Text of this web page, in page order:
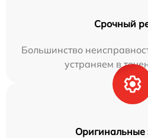
Срочный
Большинство
устраняем в
Оригинальные